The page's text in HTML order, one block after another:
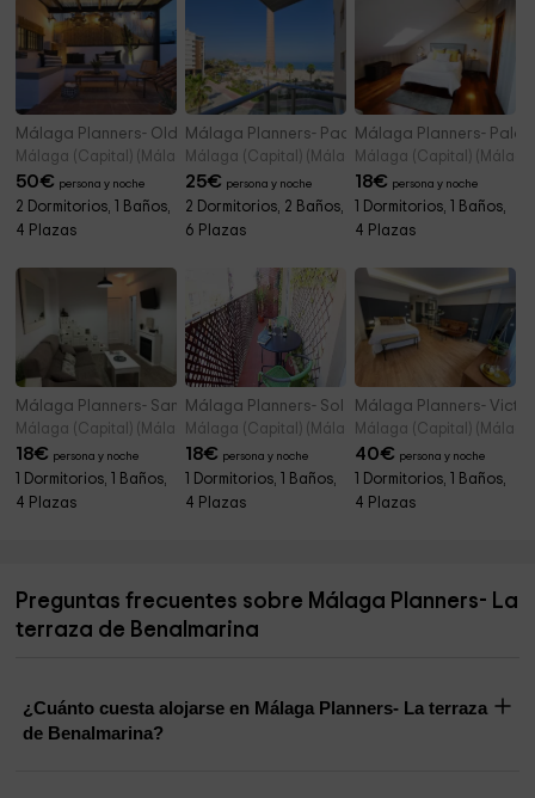
Málaga Planners- Old City Center Penthouse
Málaga (Capital) (Málaga)
50€ persona y noche
2 Dormitorios, 1 Baños,
4 Plazas
Málaga Planners- Pacífico Beach
Málaga (Capital) (Málaga)
25€ persona y noche
2 Dormitorios, 2 Baños,
6 Plazas
Málaga Planners-
Málaga (Capital)
18€ persona y noche
1 Dormitorios, 1 Baños,
4 Plazas
Málaga Planners- San Telmo 16
Málaga (Capital) (Málaga)
18€ persona y noche
1 Dormitorios, 1 Baños,
4 Plazas
Málaga Planners- Sol de Málaga
Málaga (Capital) (Málaga)
18€ persona y noche
1 Dormitorios, 1 Baños,
4 Plazas
Málaga Planners-
Málaga (Capital)
40€ persona y noche
1 Dormitorios, 1 Baños,
4 Plazas
Preguntas frecuentes sobre Málaga Planners- La
terraza de Benalmarina
¿Cuánto cuesta alojarse en Málaga Planners- La terraza
de Benalmarina?